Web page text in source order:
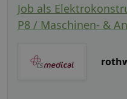
Job als
P8 / Maschinen- &